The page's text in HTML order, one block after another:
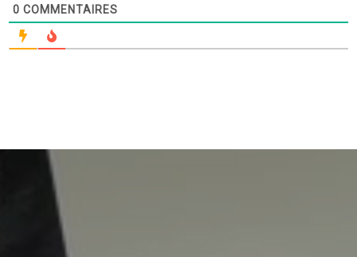
0 COMMENTAIRES